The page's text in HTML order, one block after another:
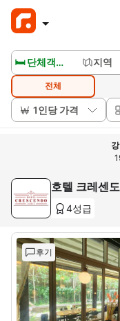
🛏️ 단체객실보기 지역
전체
1인당 가격
호텔 크레센
4성급
후기